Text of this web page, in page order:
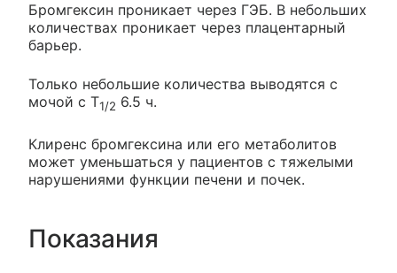
Бромгексин проникает через ГЭБ. В небольших
количествах проникает через плацентарный
барьер.
Только небольшие количества выводятся с
мочой с T1/2 6.5 ч.
Клиренс бромгексина или его метаболитов
может уменьшаться у пациентов с тяжелыми
нарушениями функции печени и почек.
Показания